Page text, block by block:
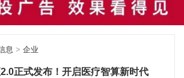
息 > 企业
正式发布！开启医疗智算新时代